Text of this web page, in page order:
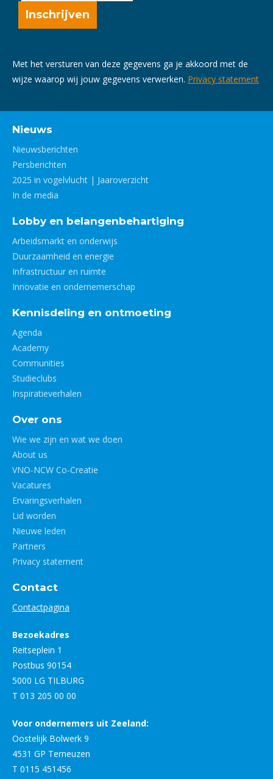
Met het versturen van deze gegevens ga je akkoord met de
wijze waarop wij jouw gegevens verwerken. Privacy statement
Nieuws
Nieuwsberichten
Persberichten
2025 in vogelvlucht | Jaaroverzicht
In de media
Lobby en belangenbehartiging
Arbeidsmarkt en onderwijs
Duurzaamheid en energie
Infrastructuur en ruimte
Innovatie en ondernemerschap
Kennisdeling en ontmoeting
Agenda
Academy
Communities
Studieclubs
Inspiratieverhalen
Over ons
Wie we zijn en wat we doen
About us
VNO-NCW Co-Creatie
Vacatures
Ervaringsverhalen
Lid worden
Nieuwe leden
Partners
Privacy statement
Contact
Contactpagina
Bezoekadres
Reitseplein 1
Postbus 90154
5000 LG TILBURG
T 013 205 00 00
Voor ondernemers uit Zeeland:
Oostelijk Bolwerk 9
4531 GP Terneuzen
T 0115 451456